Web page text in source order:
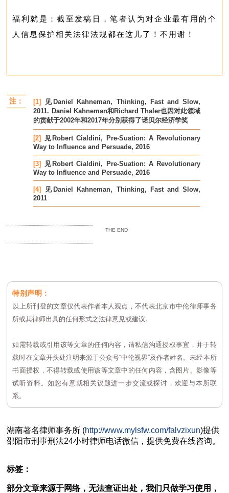
福利就是：截至发稿日，笔者认为对企业最有用的个
人信息保护相关法律法规都在这儿了！不用谢！
注： [1]
见Daniel Kahneman, Thinking, Fast and Slow,
2011. Daniel Kahneman和Richard Thaler也因对此领域
的贡献于2002年和2017年分别获得了诺贝尔经济学奖
[2] 见Robert Cialdini, Pre-Suation: A Revolutionary
Way to Influence and Persuade, 2016
[3] 见Robert Cialdini, Pre-Suation: A Revolutionary
Way to Influence and Persuade, 2016
[4]
见Daniel Kahneman, Thinking, Fast and Slow,
2011
THE END
特别声明：
以上所刊登的文章仅代表作者本人观点，不代表北京市中伦律师事务
所或其律师出具的任何形式之法律意见或建议。
如需转载或引用该等文章的任何内容，请私信沟通授权事宜，并于转
载时在文章开头处注明来源于公众号“中伦视界”及作者姓名。未经本所
书面授权，不得转载或使用该等文章中的任何内容，含图片、影像等
试听资料。如您有意就相关议题进一步交流或探讨，欢迎与本所联
系。
湖南著名律师事务所 (http://www.mylsfw.com/falvzixun)提供
邵阳市刑事刑法24小时律师电话微信，提供免费在线咨询。
标签：
部分文章来源于网络，无法查证出处，我们只做学习使用，